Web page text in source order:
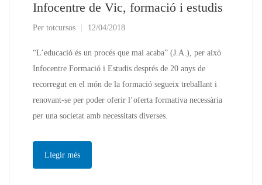
Infocentre de Vic, formació i estudis
Per totcursos 12/04/2018
“L’educació és un procés que mai acaba” (J.A.), per això
Infocentre Formació i Estudis després de 20 anys de
recorregut en el món de la formació segueix treballant i
renovant-se per poder oferir l’oferta formativa necessària
per una societat amb necessitats diverses.
Llegir més